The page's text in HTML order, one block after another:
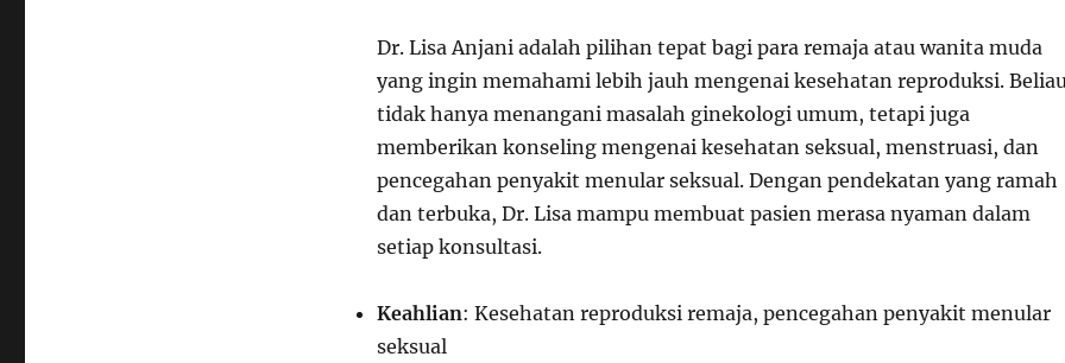
Dr. Lisa Anjani adalah pilihan tepat bagi para remaja atau wanita muda
yang ingin memahami lebih jauh mengenai kesehatan reproduksi.
tidak hanya menangani masalah ginekologi umum, tetapi juga
memberikan konseling mengenai kesehatan seksual, menstruasi, dan
pencegahan penyakit menular seksual. Dengan pendekatan yang ramah
dan terbuka, Dr. Lisa mampu membuat pasien merasa nyaman dalam
setiap konsultasi.
Keahlian: Kesehatan reproduksi remaja, pencegahan penyakit menular
seksual